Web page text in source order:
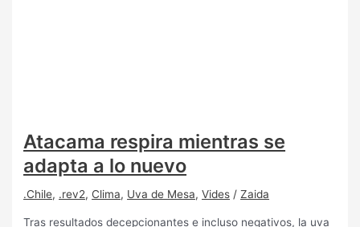
Atacama respira mientras se
adapta a lo nuevo
.Chile, .rev2, Clima, Uva de Mesa,Vides /Zaida
Tras resultados decepcionantes e incluso negativos, la uva